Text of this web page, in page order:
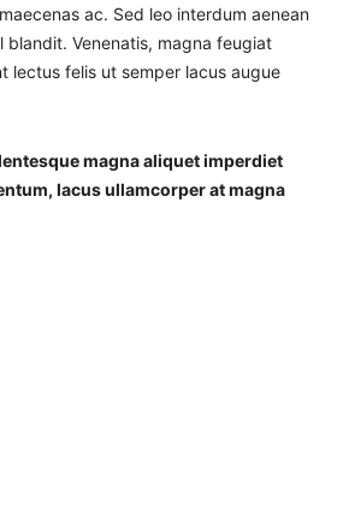
ac. Sed leo interdum aenean
Venenatis, magna feugiat
lectus felis ut semper lacus augue
magna aliquet imperdiet
lacus ullamcorper at magna